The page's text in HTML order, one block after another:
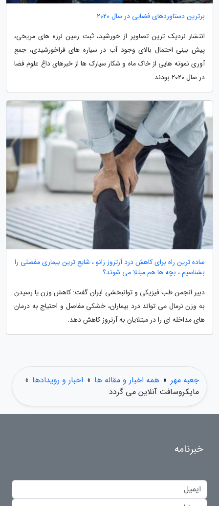
برترین دستاوردهای فضایی در سال 2020
انتشار نزدیک ترین تصاویر از خورشید، ثبت زمین لرزه های مریخی،
پیش بینی احتمال بالای وجود آب در سیاره های فراخورشیدی، جمع
آوری نمونه هایی از خاک ماه و شکار سیارک ها از خبرهای داغ علوم فضا
در سال 2020 بودند.
ساده ترین راه برای کاهش درد آرتروز زانو ، شایع ترین بیماری مفصلی را
بشناسیم ، بچه ها هم مبتلا می شوند؟
دبیر انجمن طب فیزیکی و توانبخشی ایران گفت: کاهش وزن یا رسیدن
به وزن نرمال می تواند درد بیماران، خشکی مفاصل و احتیاج به درمان
های مداخله ای را در مبتلایان به آرتروز کاهش دهد.
جعبه مهر » همه اخبار و مقاله ها » اخبار و رویدادها »
مایکروسافت آنلاین می گردد
خبرنامه